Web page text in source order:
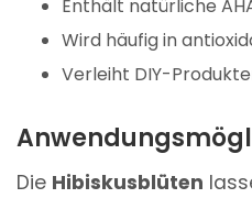
Enthält natürliche
Wird häufig in
Verleiht DIY-
Die Hibiskusblüten